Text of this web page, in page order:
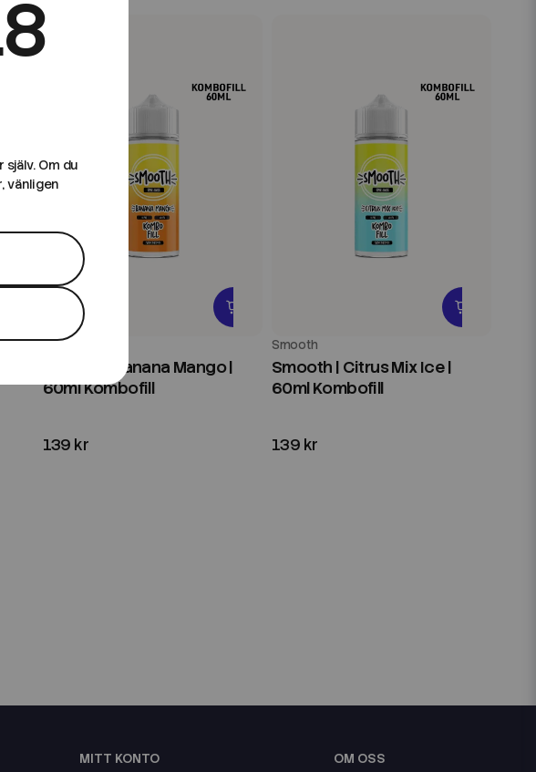
Smooth
Smooth | Banana Mango |
60ml Kombofill
139 kr
Smooth
Smooth | Citrus Mix Ice |
60ml Kombofill
139 kr
Om du
vänligen
MITT KONTO OM OSS